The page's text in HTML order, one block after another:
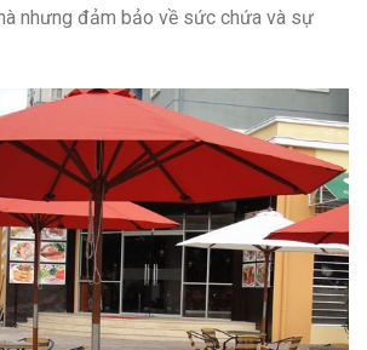
nhưng đảm bảo về sức chứa và sự